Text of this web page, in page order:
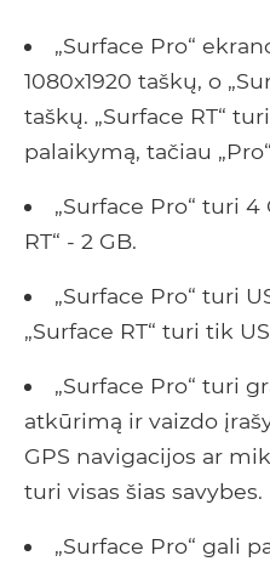
„Surface Pro“
1080x1920 taškų, o
taškų. „Surface RT“
palaikymą, tačiau
„Surface Pro“ turi 4
RT“ - 2 GB.
„Surface Pro“ turi
„Surface RT“ turi tik
„Surface Pro“ turi
atkūrimą ir vaizdo
GPS navigacijos ar
turi visas šias savybes.
„Surface Pro“ gali